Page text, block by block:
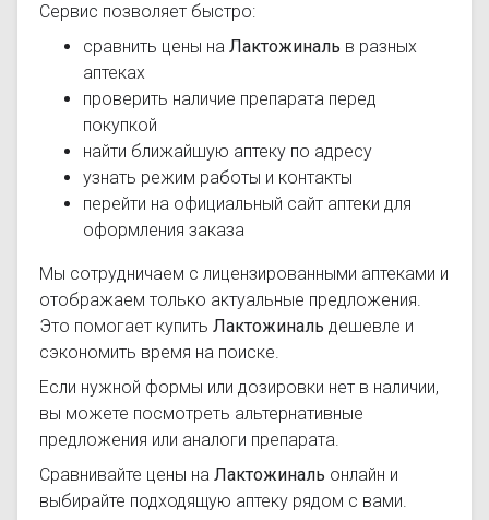
Сервис позволяет быстро:
сравнить цены на Лактожиналь в разных
аптеках
проверить наличие препарата перед
покупкой
найти ближайшую аптеку по адресу
узнать режим работы и контакты
перейти на официальный сайт аптеки для
оформления заказа
Мы сотрудничаем с лицензированными аптеками и
отображаем только актуальные предложения.
Это помогает купить Лактожиналь дешевле и
сэкономить время на поиске.
Если нужной формы или дозировки нет в наличии,
вы можете посмотреть альтернативные
предложения или аналоги препарата.
Сравнивайте цены на Лактожиналь онлайн и
выбирайте подходящую аптеку рядом с вами.